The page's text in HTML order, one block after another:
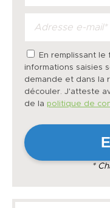
En remplissant
informations saisies
demande et dans la
découler. J'atteste
de la politique de
*